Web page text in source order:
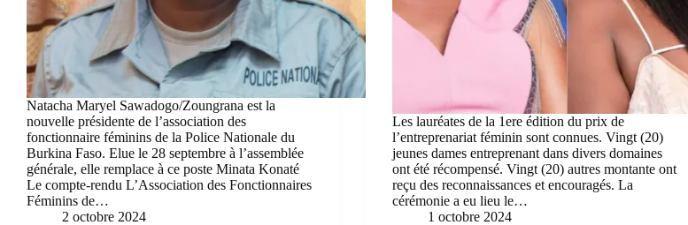
Natacha Maryel Sawadogo/Zoungrana est la
nouvelle présidente de l’association des
fonctionnaire féminins de la Police Nationale du
Burkina Faso. Elue le 28 septembre à l’assemblée
générale, elle remplace à ce poste Minata Konaté
Le compte-rendu L’Association des Fonctionnaires
Féminins de…
2 octobre 2024
Les lauréates de la 1ere édition du prix de
l’entreprenariat féminin sont connues. Vingt (20)
jeunes dames entreprenant dans divers domaines
ont été récompensé. Vingt (20) autres montante ont
reçu des reconnaissances et encouragés. La
cérémonie a eu lieu le…
1 octobre 2024